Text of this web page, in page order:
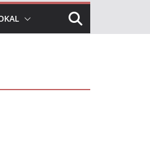
Ini Faktanya
Menjaga Daya